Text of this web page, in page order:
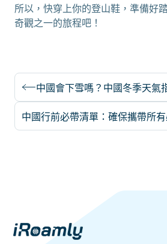
所以，快穿上你的登山鞋，準備好
奇觀之一的旅程吧！
中國會下雪嗎？中國冬季天氣
中國行前必帶清單：確保攜帶所